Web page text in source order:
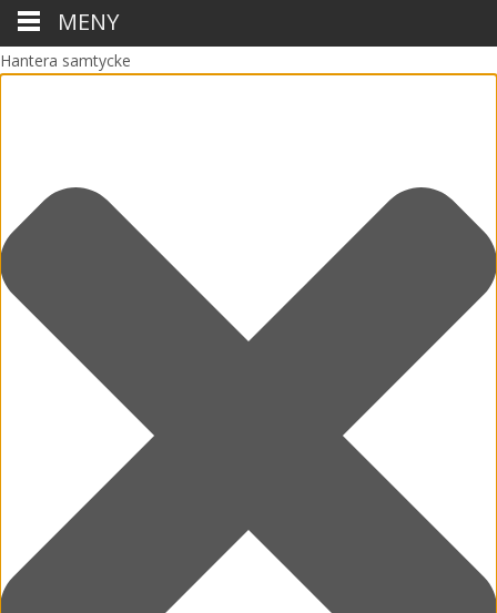
Hantera samtycke
MENY